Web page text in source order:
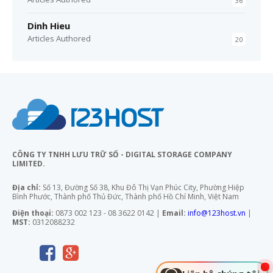
Dinh Hieu
Articles Authored 20
CÔNG TY TNHH LƯU TRỮ SỐ - DIGITAL STORAGE COMPANY
LIMITED.
Địa chỉ: Số 13, Đường Số 38, Khu Đô Thị Vạn Phúc City, Phường Hiệp
Bình Phước, Thành phố Thủ Đức, Thành phố Hồ Chí Minh, Việt Nam
Điện thoại: 0873 002 123 - 08 3622 0142 | Email: info@123host.vn
MST: 0312088232